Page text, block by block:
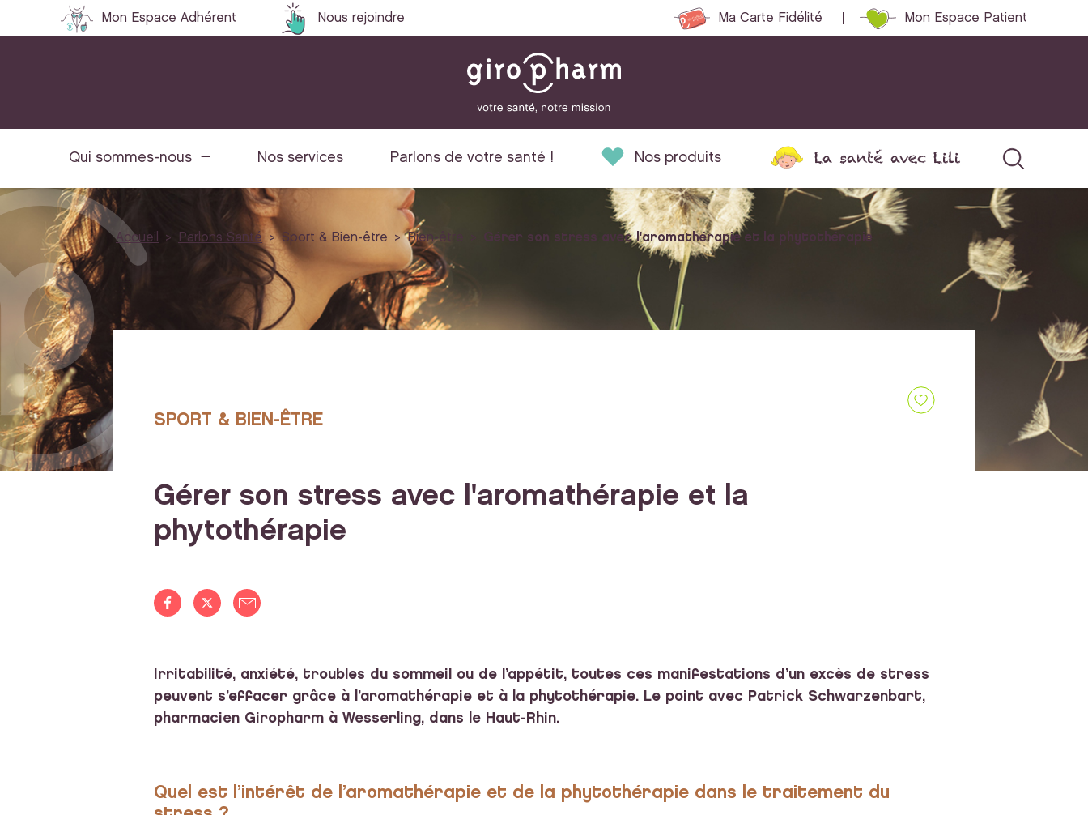
Mon Espace Adhérent Nous rejoindre Ma Carte Fidélité Mon Espace Patient
Qui sommes-nous Nos services Parlons de votre santé ! Nos produits La santé avec Lili
Accueil Parlons Santé Sport & Bien-être Bien-être Gérer son stress avec l'aromathérapie et la phytothérapie
SPORT & BIEN-ÊTRE
Gérer son stress avec l'aromathérapie et la
phytothérapie
Irritabilité, anxiété, troubles du sommeil ou de l’appétit, toutes ces manifestations d’un excès de stress
peuvent s’effacer grâce à l’aromathérapie et à la phytothérapie. Le point avec Patrick Schwarzenbart,
pharmacien Giropharm à Wesserling, dans le Haut-Rhin.
Quel est l’intérêt de l’aromathérapie et de la phytothérapie dans le traitement du